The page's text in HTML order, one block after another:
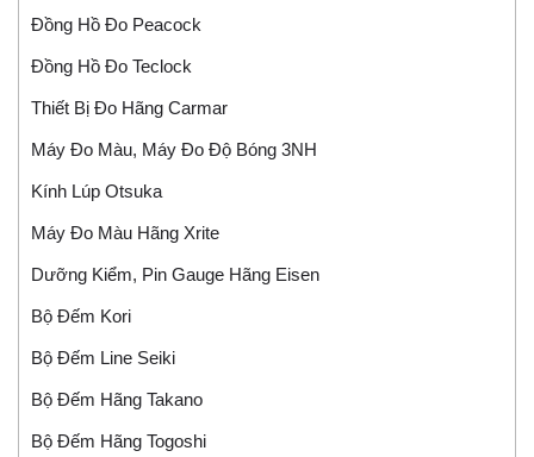
Đồng Hồ Đo Peacock
Đồng Hồ Đo Teclock
Thiết Bị Đo Hãng Carmar
Máy Đo Màu, Máy Đo Độ Bóng 3NH
Kính Lúp Otsuka
Máy Đo Màu Hãng Xrite
Dưỡng Kiểm, Pin Gauge Hãng Eisen
Bộ Đếm Kori
Bộ Đếm Line Seiki
Bộ Đếm Hãng Takano
Bộ Đếm Hãng Togoshi